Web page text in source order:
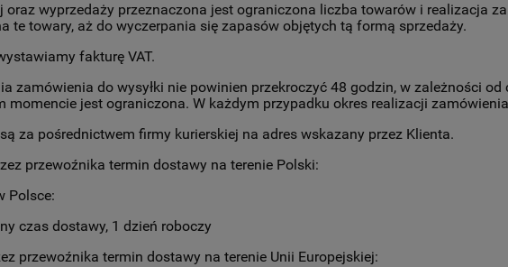
oraz wyprzedaży przeznaczona jest ograniczona liczba towarów i realizacja
te towary, aż do wyczerpania się zapasów objętych tą formą sprzedaży.
fakturę VAT.
zamówienia do wysyłki nie powinien przekroczyć 48 godzin, w zależności
momencie jest ograniczona. W każdym przypadku okres realizacji
za pośrednictwem firmy kurierskiej na adres wskazany przez Klienta.
przewoźnika termin dostawy na terenie Polski:
Polsce:
czas dostawy, 1 dzień roboczy
przewoźnika termin dostawy na terenie Unii Europejskiej: